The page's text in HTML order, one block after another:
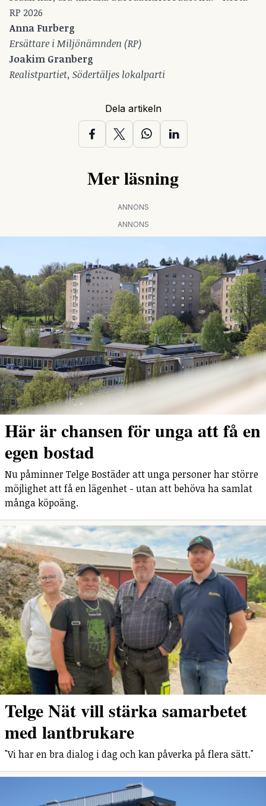
RP 2026
Anna Furberg
Ersättare i Miljönämnden (RP)
Joakim Granberg
Realistpartiet, Södertäljes lokalparti
Dela artikeln
Mer läsning
ANNONS
ANNONS
Här är chansen för unga att få en
egen bostad
Nu påminner Telge Bostäder att unga personer har större
möjlighet att få en lägenhet - utan att behöva ha samlat
många köpoäng.
Telge Nät vill stärka samarbetet
med lantbrukare
"Vi har en bra dialog i dag och kan påverka på flera sätt."